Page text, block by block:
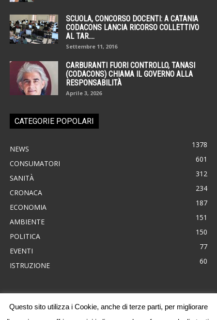
SCUOLA, CONCORSO DOCENTI: A CATANIA
CODACONS LANCIA RICORSO COLLETTIVO
AL TAR....
Settembre 11, 2016
CARBURANTI FUORI CONTROLLO, TANASI
(CODACONS) CHIAMA IL GOVERNO ALLA
RESPONSABILITÀ
Aprile 3, 2026
CATEGORIE POPOLARI
NEWS 1378
CONSUMATORI 601
SANITÀ 312
CRONACA 234
ECONOMIA 187
AMBIENTE 151
POLITICA 150
EVENTI 77
ISTRUZIONE 60
News Consumatori Ambiente Cronaca Economia
Eventi
Questo sito utilizza i Cookie, anche di terze parti, per migliorare